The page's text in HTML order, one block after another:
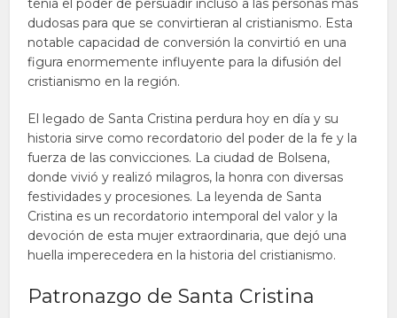
tenía el poder de persuadir incluso a las personas más
dudosas para que se convirtieran al cristianismo. Esta
notable capacidad de conversión la convirtió en una
figura enormemente influyente para la difusión del
cristianismo en la región.
El legado de Santa Cristina perdura hoy en día y su
historia sirve como recordatorio del poder de la fe y la
fuerza de las convicciones. La ciudad de Bolsena,
donde vivió y realizó milagros, la honra con diversas
festividades y procesiones. La leyenda de Santa
Cristina es un recordatorio intemporal del valor y la
devoción de esta mujer extraordinaria, que dejó una
huella imperecedera en la historia del cristianismo.
Patronazgo de Santa Cristina